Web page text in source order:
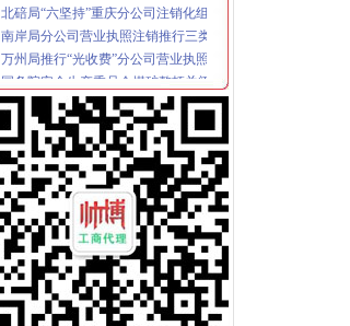
南岸局分公司营业执照注销推行三类人才划分促进干部教育
万州局推行“光收费”分公司营业执照注销落实库区移民政策
国务院安全生产委员会煤矿整顿关闭督查组到綦江县检查煤
璧山局八塘工商所三措施加对吊销个体户的重庆分公司注销
巫山局重庆分公司注销部署年前安全工作
巫溪局重庆分公司注销拟定信用信息化应用大练新目标
市工商局、市消委、市装协联合开展“规范合同.诚信家装.和
梁平县出台商标发展战略励政策
九龙坡西彭所四项措施加红盾护农工作
九龙坡分局代办注销分公司四项措施加票据管理
国务院检查组来我市分公司营业执照注销检查企业基础信息
国务院检查组对市重庆分公司注销局牵头全市企业基础信息
九龙坡局代理注销分公司向公开承诺注册登记工作时限
国务院督查组来渝督查我市代办注销分公司煤矿整顿关闭工作